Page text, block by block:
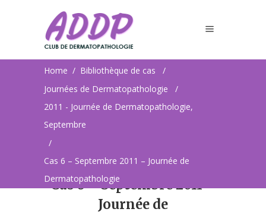
Dermatopathologie
Home / Bibliothèque de cas
/
Journées de Dermatopathologie
/
2011 - Journée de Dermatopathologie,
Septembre
/
Cas 6 – Septembre 2011 – Journée de
Dermatopathologie
Cas 6 – Septembre 2011 –
Journée de